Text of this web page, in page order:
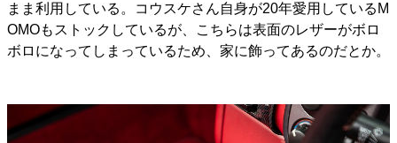
まま利用している。コウスケさん自身が20年愛用しているM
OMOもストックしているが、こちらは表面のレザーがボロ
ボロになってしまっているため、家に飾ってあるのだとか。